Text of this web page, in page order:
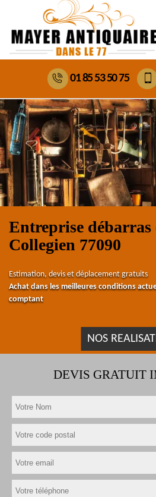
01 85 53 50 75
Entreprise débarras
Collegien 77090
Estimation, devis et déplacement gratuits
Achat dans les meilleures conditions
comptant
NOS
DEVIS GRATUIT